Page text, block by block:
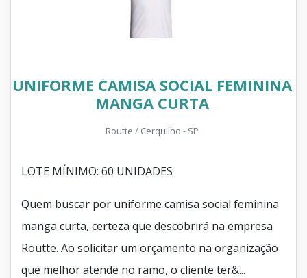
UNIFORME CAMISA SOCIAL FEMININA
MANGA CURTA
Routte / Cerquilho - SP
LOTE MÍNIMO: 60 UNIDADES
Quem buscar por uniforme camisa social feminina
manga curta, certeza que descobrirá na empresa
Routte. Ao solicitar um orçamento na organização
que melhor atende no ramo, o cliente ter&...